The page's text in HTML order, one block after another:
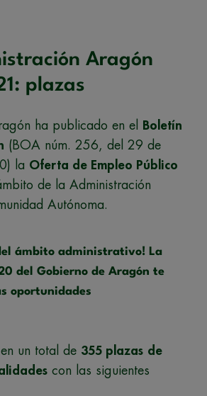
Aragón
plazas
ha publicado en el
Boletín
(BOA núm. 256, del 29 de
la Oferta de Empleo Público
de la Administración
Autónoma.
ámbito administrativo! La
del Gobierno de Aragón te
oportunidades
un total de 355 plazas de
con las siguientes